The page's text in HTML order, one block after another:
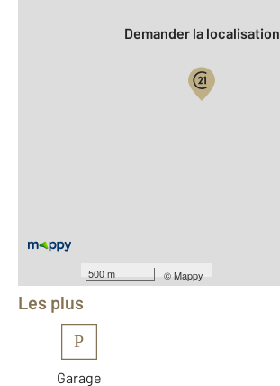
500 m ©Mappy
Demander la localisation
Équipements
Les plus
P
Garage